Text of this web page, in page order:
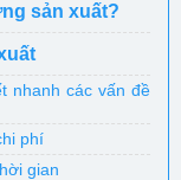
sản xuất?
nhanh các vấn đề
phí
gian